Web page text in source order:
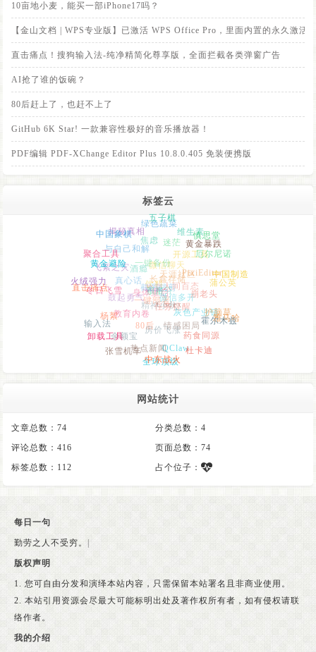
10亩地小麦，能买一部iPhone17吗？
【金山文档 | WPS专业版】已激活 WPS Office Pro，里面内置的永久激活
直击痛点！搜狗输入法-纯净精简化尊享版，全面拦截各类弹窗广告
AI抢了谁的饭碗？
80后赶上了，也赶不上了
GitHub 6K Star! 一款兼容性极好的音乐播放器！
PDF编辑 PDF-XChange Editor Plus 10.8.0.405 免装便携版
标签云
任务提醒
长鑫存储
饮料
肌酐
布洛芬
截图裁剪
改变
身体重启
一键部署
精神小伙
Codex
微信多开
人间百态
天涯社区
微信聊天
一键备份
酒瘾
真心话
鼓起勇气
教育内卷
80后
房价飞涨情感困局
灰色产业链
崩老头
PixiEditor
开源工具
迷茫
焦虑
与自己和解
飞絮之灾
冬日飞雪
杨絮
余额宝
热点新闻QClaw
药食同源
护脑草
蒲公英
厄尔尼诺
维生素
绿色蔬菜
揭秘真相
聚合工具
直击痛点
输入法
张雪机车
全球顶级
杜卡迪
雅马哈
中国制造
慎思堂
五子棋
中国象棋
火绒强力
卸载工具
中东战火
霍尔木兹
黄金暴跌
黄金避险
网站统计
文章总数：74
分类总数：4
评论总数：416
页面总数：74
标签总数：112
占个位子：
每日一句
勤劳之人不受穷。
版权声明
1. 您可自由分发和演绎本站内容，只需保留本站署名且非商业使用。
2. 本站引用资源会尽最大可能标明出处及著作权所有者，如有侵权请联
络作者。
我的介绍